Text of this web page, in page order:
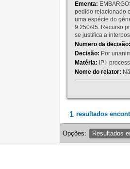
Ementa:
pedido relacionado
uma espécie do
9.250/95. Recurso
se justifica a
Numero da decisão:
Decisão: Por
Matéria: IPI-
Nome do relator:
1 resultados
Opções: Resultados